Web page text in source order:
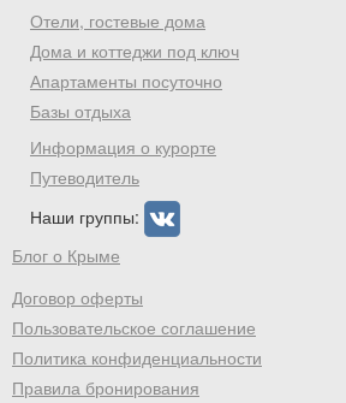
Отели, гостевые дома
Дома и коттеджи под ключ
Апартаменты посуточно
Базы отдыха
Информация о курорте
Путеводитель
Наши группы:
Блог о Крыме
Договор оферты
Пользовательское соглашение
Политика конфиденциальности
Правила бронирования
Получить промокод